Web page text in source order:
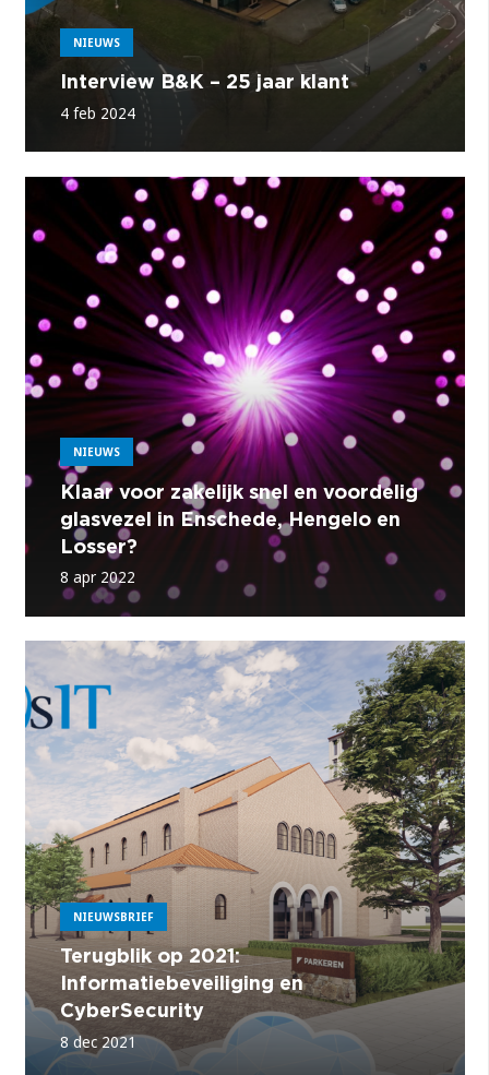
NIEUWS
Interview B&K – 25 jaar klant
4 feb 2024
NIEUWS
Klaar voor zakelijk snel en voordelig
glasvezel in Enschede, Hengelo en
Losser?
8 apr 2022
NIEUWSBRIEF
Terugblik op 2021:
Informatiebeveiliging en
CyberSecurity
8 dec 2021